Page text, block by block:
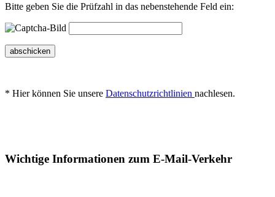
Bitte geben Sie die Prüfzahl in das nebenstehende Feld ein:
abschicken
* Hier können Sie unsere Datenschutzrichtlinien nachlesen.
Wichtige Informationen zum E-Mail-Verkehr